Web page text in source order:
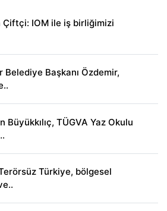
Çiftçi: IOM ile iş birliğimizi
Belediye Başkanı Özdemir,
Büyükkılıç, TÜGVA Yaz Okulu
Türkiye, bölgesel